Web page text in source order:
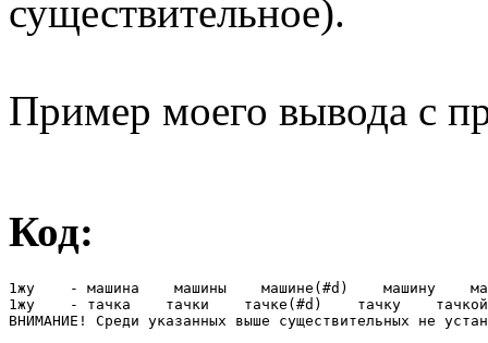
существительное).
Пример моего вывода с
Код:
1жу    - машина    машины    машине(#d)    машину
1жу    - тачка    тачки    тачке(#d)    тачку
ВНИМАНИЕ! Среди указанных выше существительных не